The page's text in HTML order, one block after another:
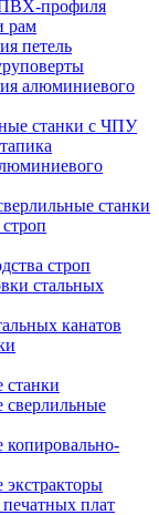
ПВХ-профиля
рам
петель
алюминиевого
станки с ЧПУ
станки
строп
стальных
канатов
станки
сверлильные
копировально-
экстракторы
плат